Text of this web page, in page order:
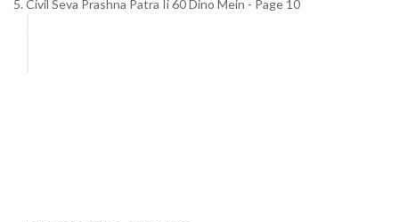
5. Civil Seva Prashna Patra Ii 60 Dino Mein - Page 10